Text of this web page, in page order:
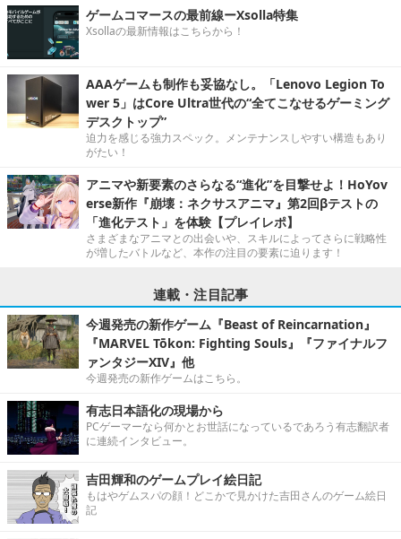
ゲームコマースの最前線ーXsolla特集
Xsollaの最新情報はこちらから！
AAAゲームも制作も妥協なし。「Lenovo Legion To
wer 5」はCore Ultra世代の“全てこなせるゲーミング
デスクトップ”
迫力を感じる強力スペック。メンテナンスしやすい構造もあり
がたい！
アニマや新要素のさらなる“進化”を目撃せよ！HoYov
erse新作『崩壊：ネクサスアニマ』第2回βテストの
「進化テスト」を体験【プレイレポ】
さまざまなアニマとの出会いや、スキルによってさらに戦略性
が増したバトルなど、本作の注目の要素に迫ります！
連載・注目記事
今週発売の新作ゲーム『Beast of Reincarnation』
『MARVEL Tōkon: Fighting Souls』『ファイナルフ
ァンタジーXIV』他
今週発売の新作ゲームはこちら。
有志日本語化の現場から
PCゲーマーなら何かとお世話になっているであろう有志翻訳者
に連続インタビュー。
吉田輝和のゲームプレイ絵日記
もはやゲムスパの顔！どこかで見かけた吉田さんのゲーム絵日
記